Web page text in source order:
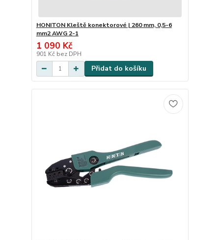
HONITON Kleště konektorové | 260 mm, 0,5-6
mm2 AWG 2-1
1 090 Kč
901 Kč bez DPH
Přidat do košíku